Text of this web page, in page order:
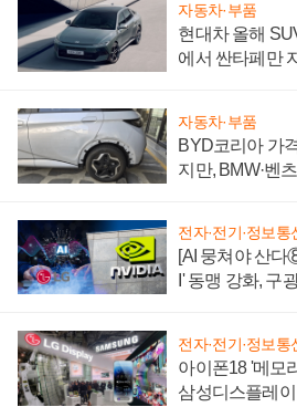
자동차·부품
현대차 올해
에서 싼타페만
자동차·부품
BYD코리아 가
지만, BMW·벤
전자·전기·정보통
[AI 뭉쳐야 산다
I' 동맹 강화, 구
전자·전기·정보통
아이폰18 '메모
삼성디스플레